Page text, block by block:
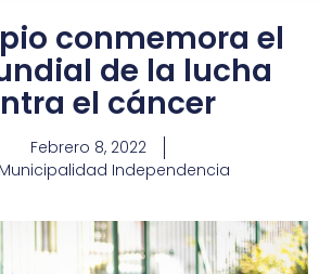
conmemora el
de la lucha
el cáncer
Febrero 8, 2022
Independencia